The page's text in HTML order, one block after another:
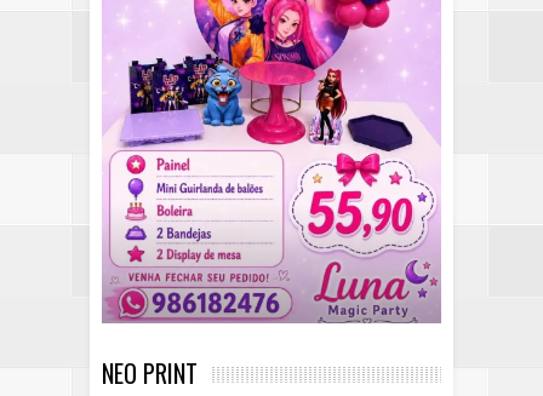
NEO PRINT